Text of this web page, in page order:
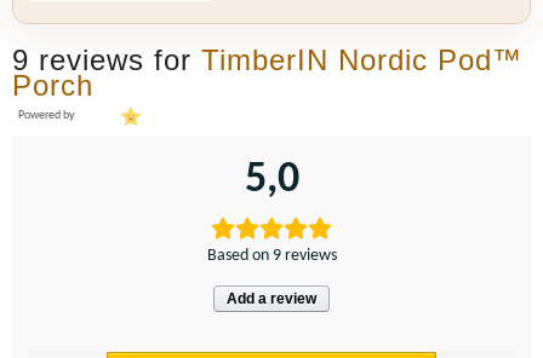
9 reviews for TimberIN Nordic Pod™
Porch
Powered by
5,0
Based on 9 reviews
Add a review